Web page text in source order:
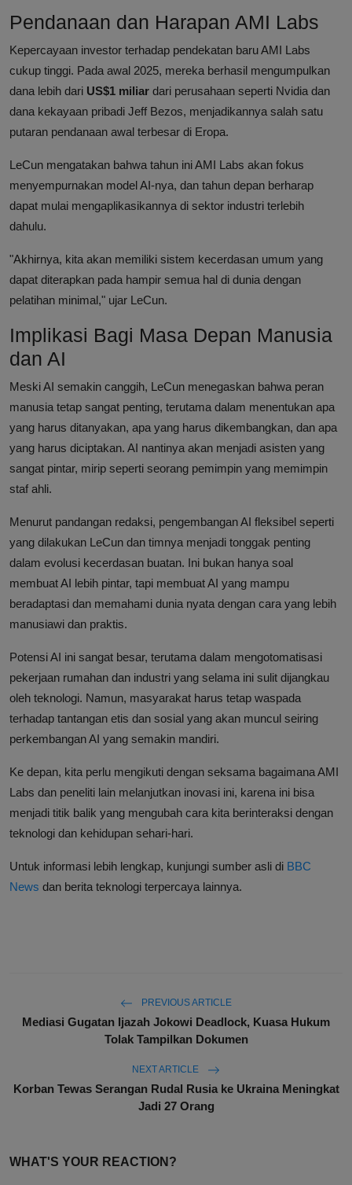
Pendanaan dan Harapan AMI Labs
Kepercayaan investor terhadap pendekatan baru AMI Labs
cukup tinggi. Pada awal 2025, mereka berhasil mengumpulkan
dana lebih dari US$1 miliar dari perusahaan seperti Nvidia dan
dana kekayaan pribadi Jeff Bezos, menjadikannya salah satu
putaran pendanaan awal terbesar di Eropa.
LeCun mengatakan bahwa tahun ini AMI Labs akan fokus
menyempurnakan model AI-nya, dan tahun depan berharap
dapat mulai mengaplikasikannya di sektor industri terlebih
dahulu.
"Akhirnya, kita akan memiliki sistem kecerdasan umum yang
dapat diterapkan pada hampir semua hal di dunia dengan
pelatihan minimal," ujar LeCun.
Implikasi Bagi Masa Depan Manusia
dan AI
Meski AI semakin canggih, LeCun menegaskan bahwa peran
manusia tetap sangat penting, terutama dalam menentukan apa
yang harus ditanyakan, apa yang harus dikembangkan, dan apa
yang harus diciptakan. AI nantinya akan menjadi asisten yang
sangat pintar, mirip seperti seorang pemimpin yang memimpin
staf ahli.
Menurut pandangan redaksi, pengembangan AI fleksibel seperti
yang dilakukan LeCun dan timnya menjadi tonggak penting
dalam evolusi kecerdasan buatan. Ini bukan hanya soal
membuat AI lebih pintar, tapi membuat AI yang mampu
beradaptasi dan memahami dunia nyata dengan cara yang lebih
manusiawi dan praktis.
Potensi AI ini sangat besar, terutama dalam mengotomatisasi
pekerjaan rumahan dan industri yang selama ini sulit dijangkau
oleh teknologi. Namun, masyarakat harus tetap waspada
terhadap tantangan etis dan sosial yang akan muncul seiring
perkembangan AI yang semakin mandiri.
Ke depan, kita perlu mengikuti dengan seksama bagaimana AMI
Labs dan peneliti lain melanjutkan inovasi ini, karena ini bisa
menjadi titik balik yang mengubah cara kita berinteraksi dengan
teknologi dan kehidupan sehari-hari.
Untuk informasi lebih lengkap, kunjungi sumber asli di BBC
News dan berita teknologi terpercaya lainnya.
PREVIOUS ARTICLE
Mediasi Gugatan Ijazah Jokowi Deadlock, Kuasa Hukum
Tolak Tampilkan Dokumen
NEXT ARTICLE
Korban Tewas Serangan Rudal Rusia ke Ukraina Meningkat
Jadi 27 Orang
WHAT'S YOUR REACTION?